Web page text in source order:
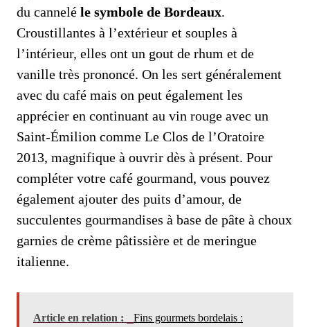
du cannelé le symbole de Bordeaux.
Croustillantes à l’extérieur et souples à
l’intérieur, elles ont un gout de rhum et de
vanille très prononcé. On les sert généralement
avec du café mais on peut également les
apprécier en continuant au vin rouge avec un
Saint-Émilion comme Le Clos de l’Oratoire
2013, magnifique à ouvrir dès à présent. Pour
compléter votre café gourmand, vous pouvez
également ajouter des puits d’amour, de
succulentes gourmandises à base de pâte à choux
garnies de crème pâtissière et de meringue
italienne.
Article en relation :
Fins gourmets bordelais :